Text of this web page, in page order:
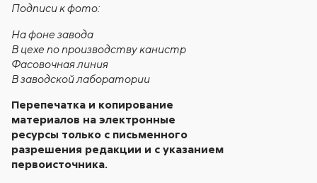
Подписи к фото:
На фоне завода
В цехе по производству канистр
Фасовочная линия
В заводской лаборатории
Перепечатка и копирование
материалов на электронные
ресурсы только с письменного
разрешения редакции и с указанием
первоисточника.